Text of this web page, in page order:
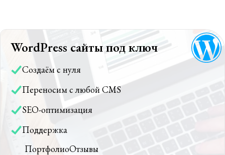
WordPress сайты под ключ
Создаём с нуля
Переносим с любой CMS
SEO-оптимизация
Поддержка
ПортфолиоОтзывы